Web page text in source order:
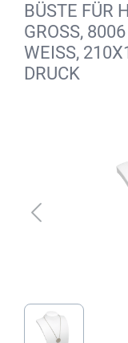
BÜSTE FÜR
GROSS, 8006
EISS,
RUCK